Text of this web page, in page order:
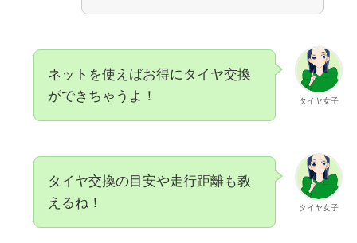
タイヤ女子
ネットを使えばお得にタイヤ交換
ができちゃうよ！
タイヤ女子
タイヤ交換の目安や走行距離も教
えるね！